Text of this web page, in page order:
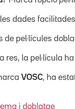
dades
de pel·lícules
res, la pel·lícula
VOSC, ha
i doblatge